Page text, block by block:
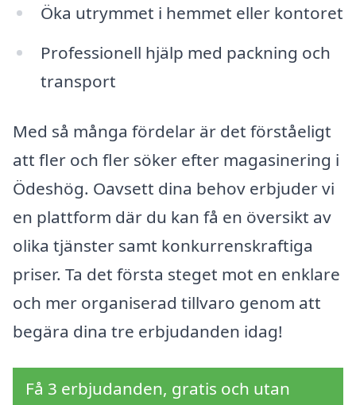
Öka utrymmet i hemmet eller kontoret
Professionell hjälp med packning och
transport
Med så många fördelar är det förståeligt
att fler och fler söker efter magasinering i
Ödeshög. Oavsett dina behov erbjuder vi
en plattform där du kan få en översikt av
olika tjänster samt konkurrenskraftiga
priser. Ta det första steget mot en enklare
och mer organiserad tillvaro genom att
begära dina tre erbjudanden idag!
Få 3 erbjudanden, gratis och utan